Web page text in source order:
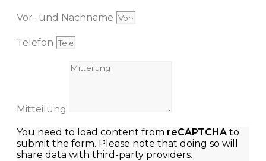
Vor- und Nachname
Telefon
Mitteilung
You need to load content from reCAPTCHA to
submit the form. Please note that doing so will
share data with third-party providers.